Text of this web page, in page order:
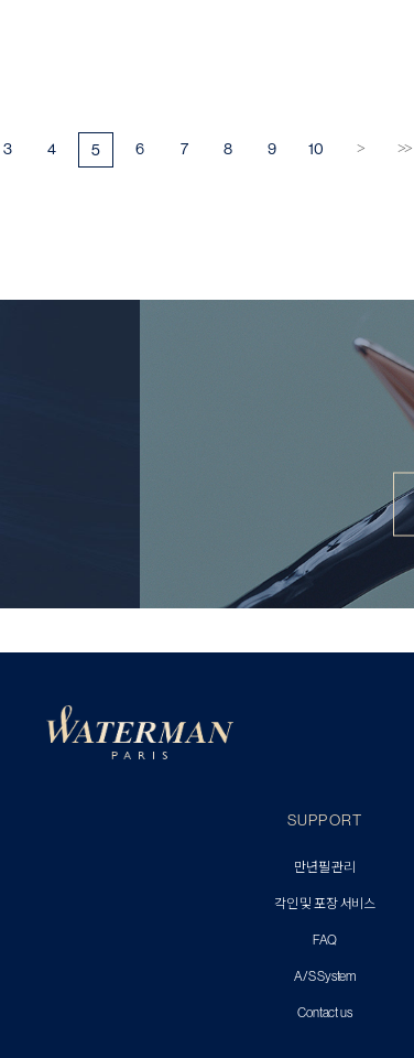
3 4 5 6 7 8 9 10 > >>
SUPPORT
만년필 관리
각인 및 포장 서비스
FAQ
A/S System
Contact us